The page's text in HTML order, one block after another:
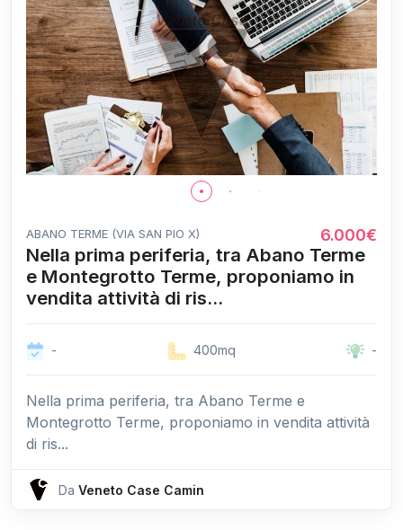
ABANO TERME (VIA SAN PIO X) 6.000€
Nella prima periferia, tra Abano Terme
e Montegrotto Terme, proponiamo in
vendita attività di ris...
- 400mq -
Nella prima periferia, tra Abano Terme e
Montegrotto Terme, proponiamo in vendita attività
di ris...
Da Veneto Case Camin